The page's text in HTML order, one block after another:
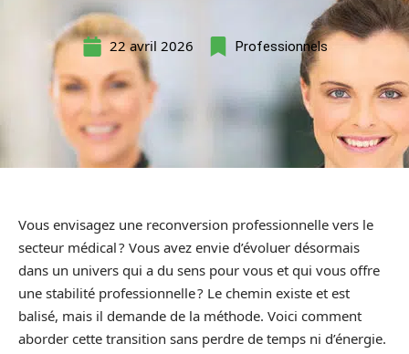
22 avril 2026 Professionnels
Vous envisagez une reconversion professionnelle vers le
secteur médical ? Vous avez envie d’évoluer désormais
dans un univers qui a du sens pour vous et qui vous offre
une stabilité professionnelle ? Le chemin existe et est
balisé, mais il demande de la méthode. Voici comment
aborder cette transition sans perdre de temps ni d’énergie.